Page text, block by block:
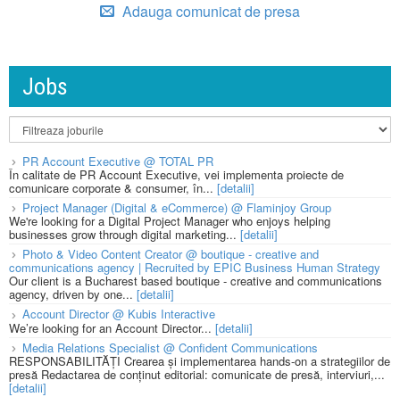
Adauga comunicat de presa
Jobs
PR Account Executive @ TOTAL PR
În calitate de PR Account Executive, vei implementa proiecte de
comunicare corporate & consumer, în... [detalii]
Project Manager (Digital & eCommerce) @ Flaminjoy Group
We're looking for a Digital Project Manager who enjoys helping
businesses grow through digital marketing... [detalii]
Photo & Video Content Creator @ boutique - creative and
communications agency | Recruited by EPIC Business Human Strategy
Our client is a Bucharest based boutique - creative and communications
agency, driven by one... [detalii]
Account Director @ Kubis Interactive
We’re looking for an Account Director... [detalii]
Media Relations Specialist @ Confident Communications
RESPONSABILITĂȚI Crearea și implementarea hands-on a strategiilor de
presă Redactarea de conținut editorial: comunicate de presă, interviuri,...
[detalii]